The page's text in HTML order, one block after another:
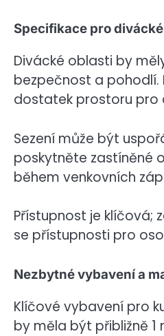
Specifikace pro
Divácké oblasti by
bezpečnost a pohodlí.
dostatek prostoru pro
Sezení může být
poskytněte zastíněné
během venkovních
Přístupnost je klíčová;
se přístupnosti pro
Nezbytné vybavení a
Klíčové vybavení pro
by měla být přibližně